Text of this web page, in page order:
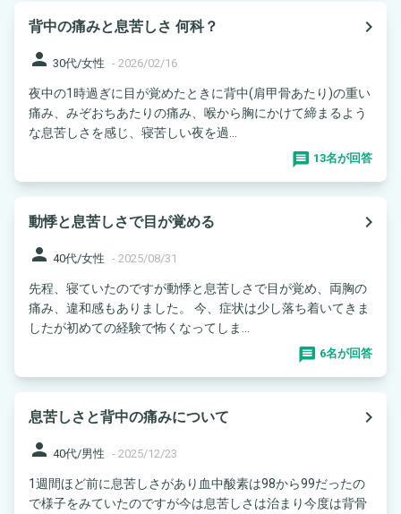
背中の痛みと息苦しさ 何科？
navigate_next
person 30代/女性 - 2026/02/16
夜中の1時過ぎに目が覚めたときに背中(肩甲骨あたり)の重い
痛み、みぞおちあたりの痛み、喉から胸にかけて締まるよう
な息苦しさを感じ、寝苦しい夜を過...
13名が回答
動悸と息苦しさで目が覚める
navigate_next
person 40代/女性 - 2025/08/31
先程、寝ていたのですが動悸と息苦しさで目が覚め、両胸の
痛み、違和感もありました。 今、症状は少し落ち着いてきま
したが初めての経験で怖くなってしま...
6名が回答
息苦しさと背中の痛みについて
navigate_next
person 40代/男性 - 2025/12/23
1週間ほど前に息苦しさがあり血中酸素は98から99だったの
で様子をみていたのですが今は息苦しさは治まり今度は背骨